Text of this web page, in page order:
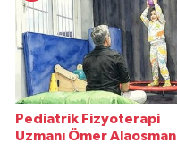
Pediatrik Fizyoterapi
Uzmanı Ömer Alaosman